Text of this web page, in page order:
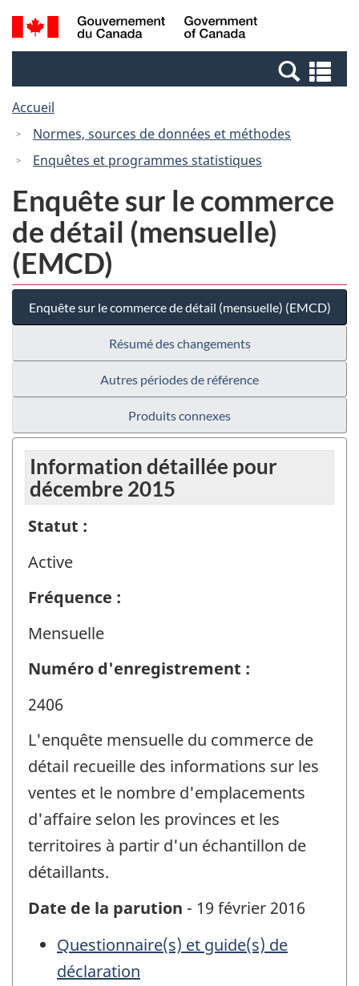
Passer
au
Passer
à
Canada
Recherche
et
et
Accueil
Normes, sources de données et méthodes
Enquêtes et programmes statistiques
Enquête sur le commerce
de détail (mensuelle)
(EMCD)
Enquête sur le commerce de détail (mensuelle) (EMCD)
Résumé des changements
Autres périodes de référence
Produits connexes
Information détaillée pour
décembre 2015
Statut :
Active
Fréquence :
Mensuelle
Numéro d'enregistrement :
2406
L'enquête mensuelle du commerce de
détail recueille des informations sur les
ventes et le nombre d'emplacements
d'affaire selon les provinces et les
territoires à partir d'un échantillon de
détaillants.
Date de la parution - 19 février 2016
Questionnaire(s) et guide(s) de
déclaration